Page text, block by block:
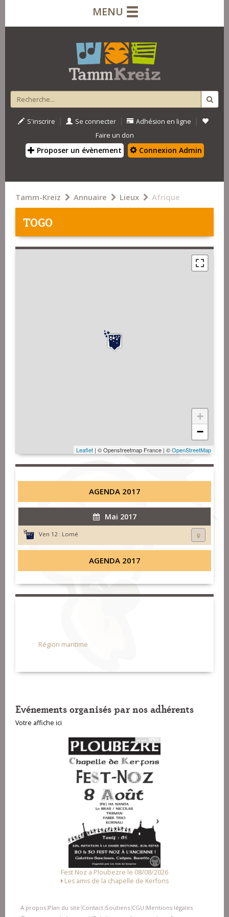
MENU
S'inscrire | Se connecter | Adhésion en ligne |
Faire un don
Proposer un évènement Connexion Admin
Tamm-Kreiz Annuaire Lieux Afrique
TOGO
+
−
Leaflet | © Openstreetmap France | ©OpenStreetMap
AGENDA 2017
Mai 2017
Ven 12 : Lomé
AGENDA 2017
Région maritime
Evénements organisés par nos adhérents
Votre affiche ici
Fest Noz a Ploubezre le 08/08/2026
Les amis de la chapelle de Kerfons
A propos Plan du site Contact Soutiens CGU Mentions légales